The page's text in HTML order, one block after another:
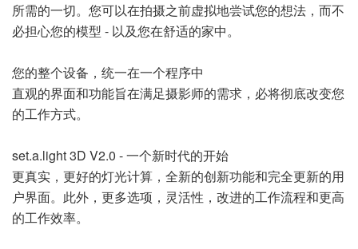
所需的一切。您可以在拍摄之前虚拟地尝试您的想法，而不
必担心您的模型 - 以及您在舒适的家中。
您的整个设备，统一在一个程序中
直观的界面和功能旨在满足摄影师的需求，必将彻底改变您
的工作方式。
set.a.light 3D V2.0 - 一个新时代的开始
更真实，更好的灯光计算，全新的创新功能和完全更新的用
户界面。此外，更多选项，灵活性，改进的工作流程和更高
的工作效率。